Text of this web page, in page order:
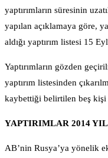
yaptırımların süresinin
yapılan açıklamaya göre,
aldığı yaptırım listesi 15
Yaptırımların gözden
yaptırım listesinden
kaybettiği belirtilen beş kişi
YAPTIRIMLAR 2014
AB’nin Rusya’ya yönelik